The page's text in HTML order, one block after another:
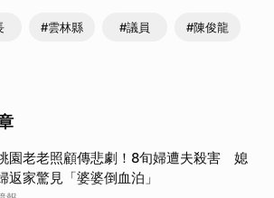
#雲林縣 #議員 #陳俊龍
園老老照顧傳悲劇！8旬婦遭夫殺害 媳
返家驚見「婆婆倒血泊」